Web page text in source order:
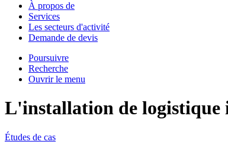
À propos de
Services
Les secteurs d'activité
Demande de devis
Poursuivre
Recherche
Ouvrir le menu
L'installation de
Études de cas